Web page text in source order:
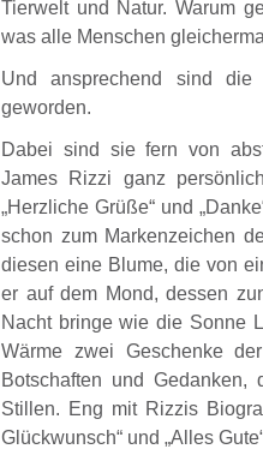
Tierwelt und Natur. Warum
was alle Menschen
Und ansprechend sind
geworden.
Dabei sind sie fern von
James Rizzi ganz
„Herzliche Grüße“ und
schon zum Markenzeichen
diesen eine Blume, die von
er auf dem Mond, dessen
Nacht bringe wie die Sonne
Wärme zwei Geschenke
Botschaften und
Stillen. Eng mit Rizzis
Glückwunsch“ und „Alles